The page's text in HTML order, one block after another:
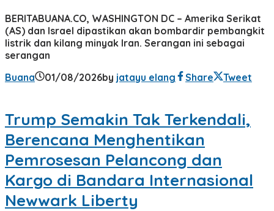
BERITABUANA.CO, WASHINGTON DC – Amerika Serikat
(AS) dan Israel dipastikan akan bombardir pembangkit
listrik dan kilang minyak Iran. Serangan ini sebagai
serangan
Buana
01/08/2026by jatayu elang Share Tweet
Trump Semakin Tak Terkendali,
Berencana Menghentikan
Pemrosesan Pelancong dan
Kargo di Bandara Internasional
Newwark Liberty